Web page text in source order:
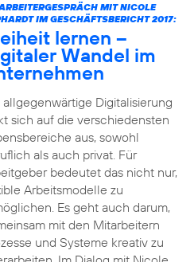
MIT NICOLE
IM GESCHÄFTSBERICHT 2017:
lernen –
Wandel im
allgegenwärtige Digitalisierung
sich auf die verschiedensten
aus, sowohl
als auch privat. Für
bedeutet das nicht nur,
Arbeitsmodelle zu
Es geht auch darum,
mit den Mitarbeitern
und Systeme kreativ zu